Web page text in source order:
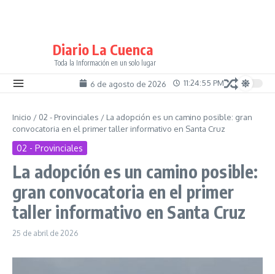
Diario La Cuenca
Toda la Información en un solo lugar
6 de agosto de 2026 11:24:55 PM
Inicio / 02 - Provinciales / La adopción es un camino posible: gran
convocatoria en el primer taller informativo en Santa Cruz
02 - Provinciales
La adopción es un camino posible:
gran convocatoria en el primer
taller informativo en Santa Cruz
25 de abril de 2026